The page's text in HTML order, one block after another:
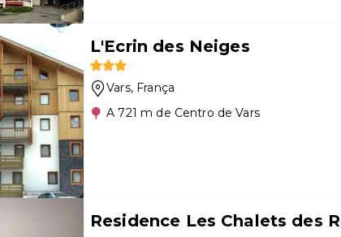
L'Ecrin des Neiges
Vars, França
A 721 m de Centro de Vars
Residence Les Chalets des